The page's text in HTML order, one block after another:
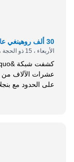
30 ألف روهينغي عالقون في جبال ميانمار بدون طعام
الأربعاء ، 15 ذو الحجة ، 1438 الموافق 06 سبتمبر 2017
عشرات الآلاف من
على الحدود مع
العسكرية التي